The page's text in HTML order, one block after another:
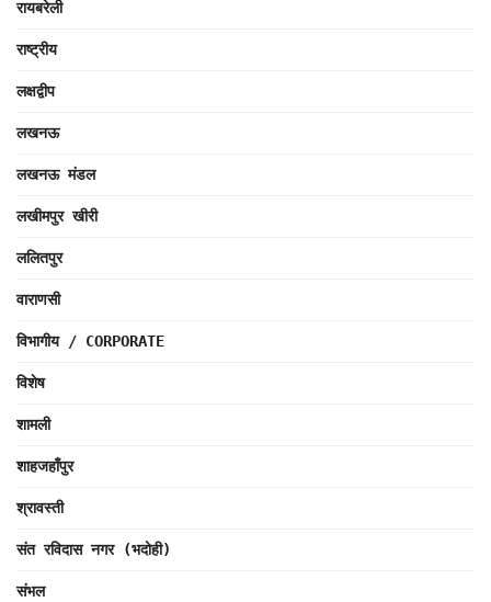
रायबरेली
राष्ट्रीय
लक्षद्वीप
लखनऊ
लखनऊ मंडल
लखीमपुर खीरी
ललितपुर
वाराणसी
विभागीय / CORPORATE
विशेष
शामली
शाहजहाँपुर
श्रावस्ती
संत रविदास नगर (भदोही)
संभल